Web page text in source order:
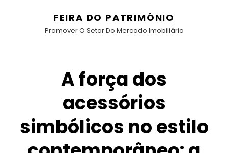
FEIRA DO PATRIMÓNIO
Promover O Setor Do Mercado Imobiliário
A força dos
acessórios
simbólicos no estilo